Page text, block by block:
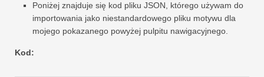
Poniżej znajduje się kod pliku JSON, którego używam do
importowania jako niestandardowego pliku motywu dla
mojego pokazanego powyżej pulpitu nawigacyjnego.
Kod: